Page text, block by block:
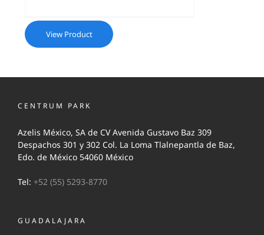
View Product
CENTRUM PARK
Azelis México, SA de CV Avenida Gustavo Baz 309
Despachos 301 y 302 Col. La Loma Tlalnepantla de Baz,
Edo. de México 54060 México
Tel: +52 (55) 5293-8770
GUADALAJARA